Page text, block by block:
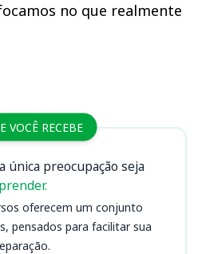
no que realmente
VOCÊ RECEBE
única preocupação seja
oferecem um conjunto
pensados para facilitar sua